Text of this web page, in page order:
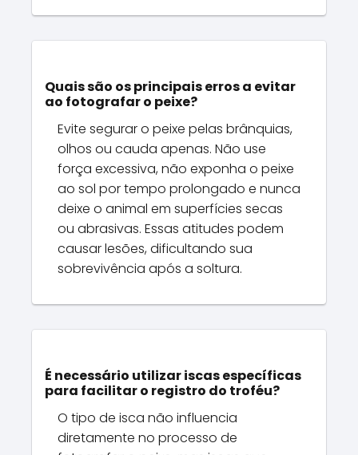
Quais são os principais erros a evitar
ao fotografar o peixe?
Evite segurar o peixe pelas brânquias,
olhos ou cauda apenas. Não use
força excessiva, não exponha o peixe
ao sol por tempo prolongado e nunca
deixe o animal em superfícies secas
ou abrasivas. Essas atitudes podem
causar lesões, dificultando sua
sobrevivência após a soltura.
É necessário utilizar iscas específicas
para facilitar o registro do troféu?
O tipo de isca não influencia
diretamente no processo de